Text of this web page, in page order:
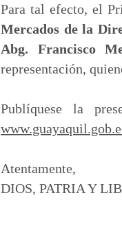
Para tal efecto, el
Mercados de la
Abg. Francisco
representación,
Publíquese la
Atentamente,
DIOS, PATRIA Y